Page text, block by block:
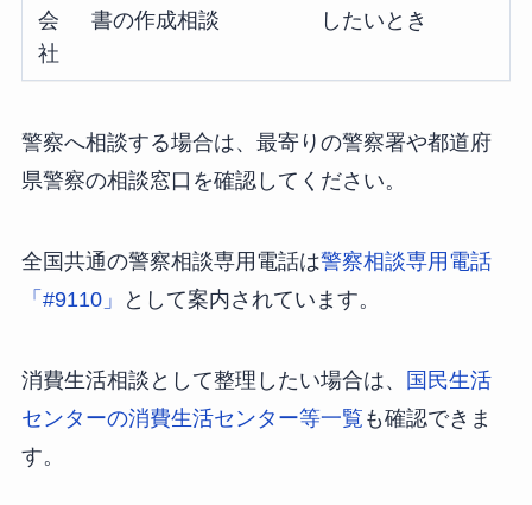
会
社
書の作成相談
したいとき
警察へ相談する場合は、最寄りの警察署や都道府
県警察の相談窓口を確認してください。
全国共通の警察相談専用電話は警察相談専用電話
「#9110」
として案内されています。
消費生活相談として整理したい場合は、
国民生活
センターの消費生活センター等一覧 も確認できま
す。